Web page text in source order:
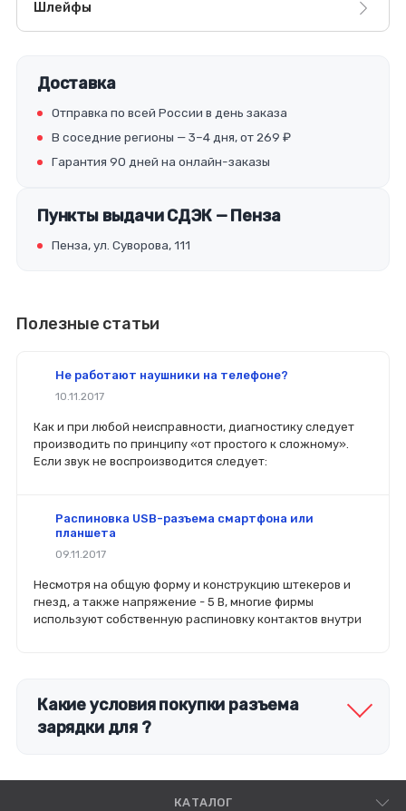
Шлейфы
Доставка
Отправка по всей России в день заказа
В соседние регионы — 3–4 дня, от 269 ₽
Гарантия 90 дней на онлайн-заказы
Пункты выдачи СДЭК — Пенза
Пенза, ул. Суворова, 111
Полезные статьи
Не работают наушники на телефоне?
10.11.2017
Как и при любой неисправности, диагностику следует
производить по принципу «от простого к сложному».
Если звук не воспроизводится следует:
Распиновка USB-разъема смартфона или
планшета
09.11.2017
Несмотря на общую форму и конструкцию штекеров и
гнезд, а также напряжение - 5 В, многие фирмы
используют собственную распиновку контактов внутри
Какие условия покупки разъема
зарядки для ?
КАТАЛОГ